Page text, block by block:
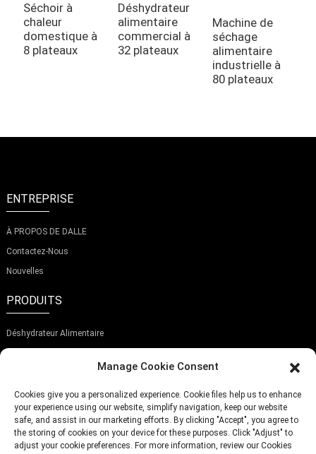
Séchoir à
chaleur
domestique à
8 plateaux
Déshydrateur
alimentaire
commercial à
32 plateaux
Machine de
séchage
alimentaire
industrielle à
80 plateaux
ENTREPRISE
À PROPOS DE DALLE
Contactez-Nous
Nouvelles
PRODUITS
Déshydrateur Alimentaire
ABONNEZ-VOUS À NOTRE NEWSLETTER
Manage Cookie Consent
Cookies give you a personalized experience. Cookie files help us to enhance
your experience using our website, simplify navigation, keep our website
safe, and assist in our marketing efforts. By clicking "Accept", you agree to
the storing of cookies on your device for these purposes. Click "Adjust" to
adjust your cookie preferences. For more information, review our Cookies